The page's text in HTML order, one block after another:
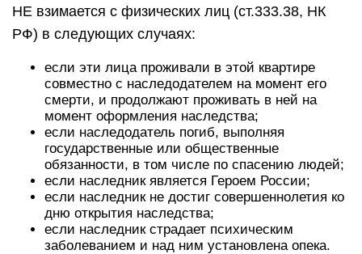
НЕ взимается с физических лиц (ст.333.38, НК
РФ) в следующих случаях:
если эти лица проживали в этой квартире
совместно с наследодателем на момент его
смерти, и продолжают проживать в ней на
момент оформления наследства;
если наследодатель погиб, выполняя
государственные или общественные
обязанности, в том числе по спасению людей;
если наследник является Героем России;
если наследник не достиг совершеннолетия ко
дню открытия наследства;
если наследник страдает психическим
заболеванием и над ним установлена опека.